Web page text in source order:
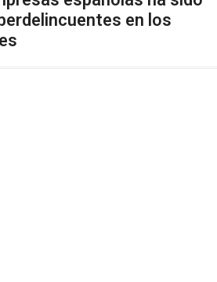
en los